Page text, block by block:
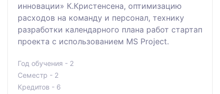
инновации» К.Кристенсена, оптимизацию
расходов на команду и персонал, технику
разработки календарного плана работ стартап
проекта с использованием MS Project.
Год обучения - 2
Семестр - 2
Кредитов - 6